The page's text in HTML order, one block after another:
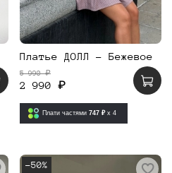
Платье ДОЛЛ - Бежевое
5 990 ₽
2 990 ₽
Плати частями 747 ₽ x 4
-50%